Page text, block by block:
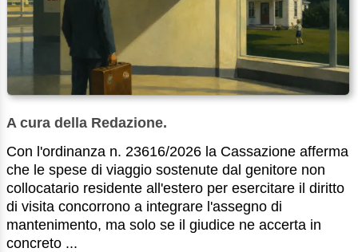
A cura della Redazione.
Con l'ordinanza n. 23616/2026 la Cassazione afferma
che le spese di viaggio sostenute dal genitore non
collocatario residente all'estero per esercitare il diritto
di visita concorrono a integrare l'assegno di
mantenimento, ma solo se il giudice ne accerta in
concreto ...